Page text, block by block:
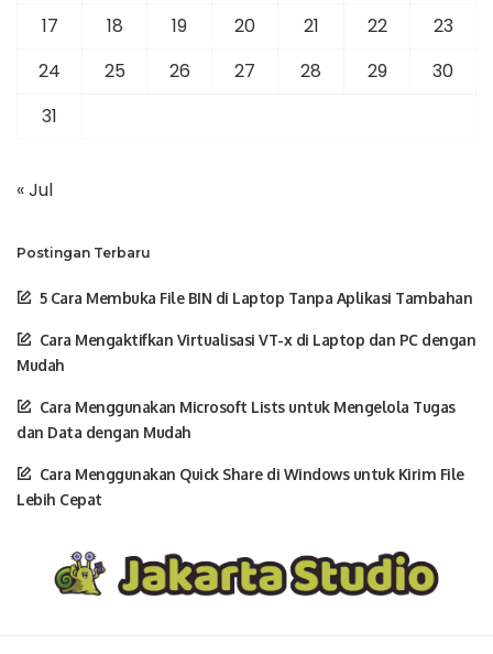
17
18 19 20 21 22
23
24
25 26 27 28 29
30
31
« Jul
Postingan Terbaru
5 Cara Membuka File BIN di Laptop Tanpa Aplikasi Tambahan
Cara Mengaktifkan Virtualisasi VT-x di Laptop dan PC dengan
Mudah
Cara Menggunakan Microsoft Lists untuk Mengelola Tugas
dan Data dengan Mudah
Cara Menggunakan Quick Share di Windows untuk Kirim File
Lebih Cepat